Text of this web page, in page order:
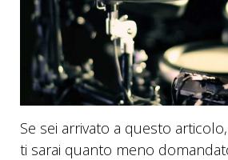
Se sei arrivato a questo
ti sarai quanto meno